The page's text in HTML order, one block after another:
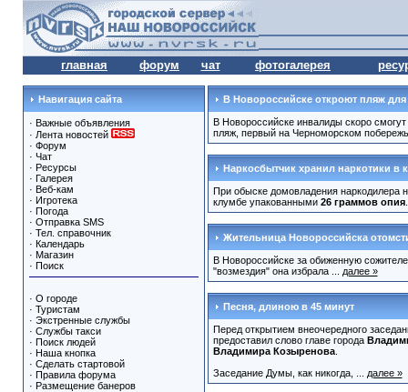
главная форум чат фотогалерея
Навигация сайта
· Важные объявления
· Лента новостей
· Форум
· Чат
· Ресурсы
· Галерея
· Веб-кам
· Игротека
· Погода
· Отправка SMS
· Тел. справочник
· Календарь
· Магазин
· Поиск
· О городе
· Туристам
· Экстренные службы
· Службы такси
· Поиск людей
· Наша кнопка
· Сделать стартовой
· Правила форума
· Размещение банеров
В Новороссийске откроют пляж
В Новороссийске инвалиды скоро
пляж, первый на Черноморском
Наркосбытчик хранил наркотики в
При обыске домовладения наркодилера
клумбе упакованными 26 граммов опия
Жительница Новороссийска
В Новороссийске за обиженную
"возмездия" она избрала ...
далее »
Песня, длиною в 45 минут
Перед открытием внеочередного
предоставил слово главе города
Владимира Козыренова.
Заседание Думы, как никогда, ...
далее »